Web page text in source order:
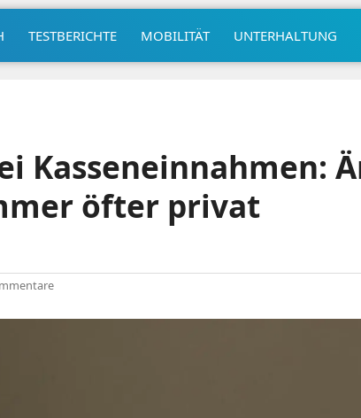
TESTBERICHTE MOBILITÄT UNTERHALTUNG
Kasseneinnahmen:
öfter privat